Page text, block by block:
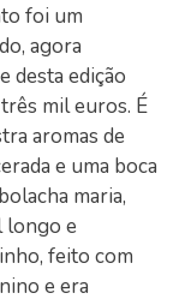
foi um
agora
desta edição
mil euros. É
aromas de
e uma boca
maria,
longo e
feito com
e era